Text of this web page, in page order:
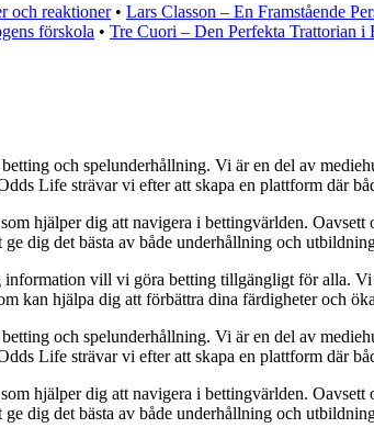
och reaktioner• Lars Classon – En Framstående
förskola • Tre Cuori – Den Perfekta Trattorian i
och spelunderhållning. Vi är en del av
Life strävar vi efter att skapa en plattform där
hjälper dig att navigera i bettingvärlden.
dig det bästa av både underhållning och
vill vi göra betting tillgängligt för alla.
kan hjälpa dig att förbättra dina färdigheter och
och spelunderhållning. Vi är en del av
Life strävar vi efter att skapa en plattform där
hjälper dig att navigera i bettingvärlden.
dig det bästa av både underhållning och